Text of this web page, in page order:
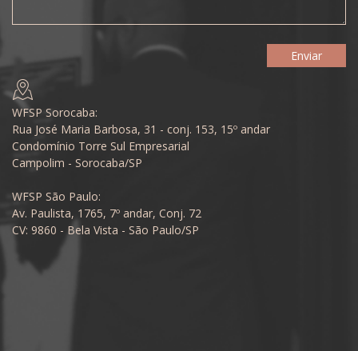
WFSP Sorocaba:
Rua José Maria Barbosa, 31 - conj. 153, 15º andar
Condomínio Torre Sul Empresarial
Campolim - Sorocaba/SP
WFSP São Paulo:
Av. Paulista, 1765, 7º andar, Conj. 72
CV: 9860 - Bela Vista - São Paulo/SP